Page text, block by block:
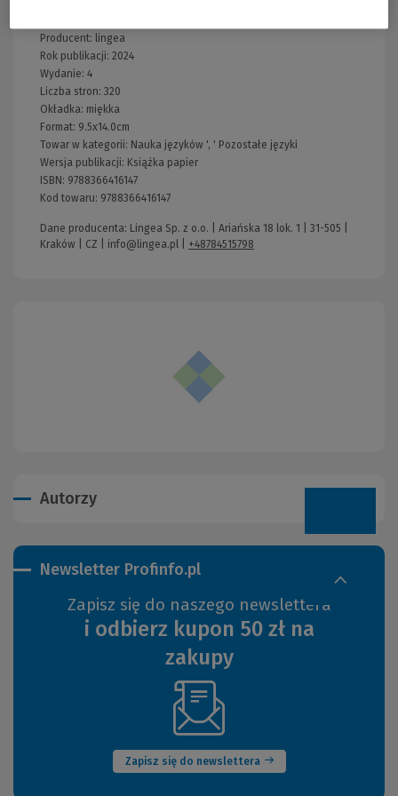
Wydawnictwo:lingea
Producent: lingea
Rok publikacji: 2024
Wydanie: 4
Liczba stron: 320
Okładka: miękka
Format: 9.5x14.0cm
Towar w kategorii: Nauka języków ', ' Pozostałe języki
Wersja publikacji: Książka papier
ISBN: 9788366416147
Kod towaru: 9788366416147
Dane producenta: Lingea Sp. z o.o. | Ariańska 18 lok. 1 | 31-505 |
Kraków | CZ | info@lingea.pl +48784515798
Autorzy
Newsletter Profinfo.pl
Zapisz się do naszego newslettera
i odbierz kupon 50 zł na
zakupy
Zapisz się do newslettera
(Nowe
okno)